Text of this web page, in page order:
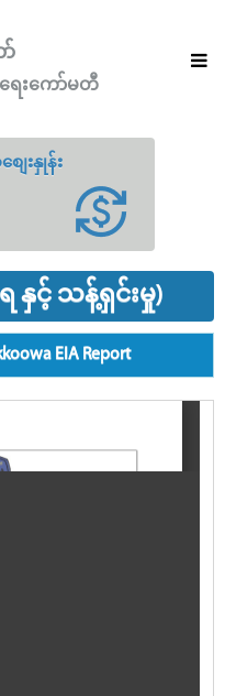
ေးကော်မတီ
ေးနှုန်း
နှင့် သန့်ရှင်းမှု)
EIA Report